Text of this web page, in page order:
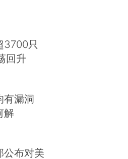
3700只
回升
有漏洞
解
公布对美